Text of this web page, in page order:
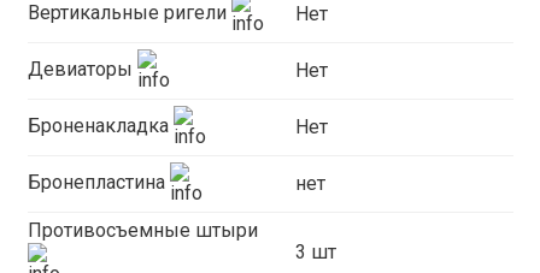
Вертикальные ригели Нет
Девиаторы Нет
Броненакладка Нет
Бронепластина нет
Противосъемные штыри
3 шт